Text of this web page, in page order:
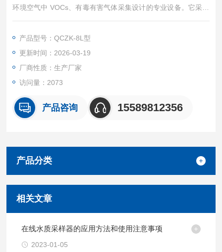
环境空气中 VOCs、有毒有害气体采集设计的专业设备。它采用
气袋被动采集原理：通过真空箱抽负压，使气袋自然吸入外部气
实性与检测准确性。设备广泛应用于环保监测、卫生防疫、劳动
安全、安检安防、军事科研、教育实验等领域，是各类废气采集
场景的理想选择。
产品型号：QCZK-8L型
更新时间：2026-03-19
厂商性质：生产厂家
访问量：2073
产品咨询 15589812356
产品分类
相关文章
在线水质采样器的应用方法和使用注意事项
2023-01-05